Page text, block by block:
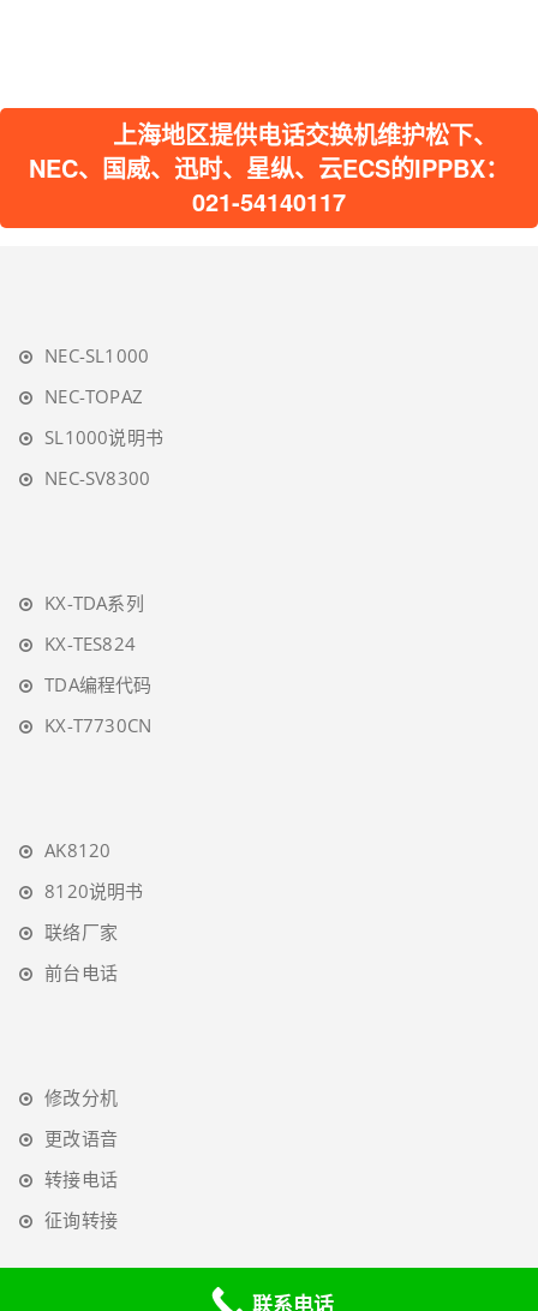
上海地区提供电话交换机维护松下、
NEC、国威、迅时、星纵、云ECS的IPPBX：
021-54140117
NEC-SL1000
NEC-TOPAZ
SL1000说明书
NEC-SV8300
KX-TDA系列
KX-TES824
TDA编程代码
KX-T7730CN
AK8120
8120说明书
联络厂家
前台电话
修改分机
更改语音
转接电话
征询转接
联系电话